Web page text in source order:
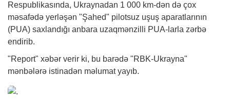
Respublikasında, Ukraynadan 1 000 km-dən də çox
məsafədə yerləşən "Şahed" pilotsuz uşuş aparatlarının
(PUA) saxlandığı anbara uzaqmənzilli PUA-larla zərbə
endirib.
"Report" xəbər verir ki, bu barədə "RBK-Ukrayna"
mənbələrə istinadən məlumat yayıb.